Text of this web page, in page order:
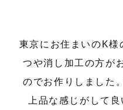
東京にお住まいのK様
つや消し加工の方が
のでお作りしました
上品な感じがして